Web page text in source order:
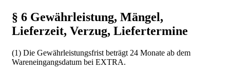
§ 6 Gewährleistung, Mängel,
Lieferzeit, Verzug, Liefertermine
(1) Die Gewährleistungsfrist beträgt 24 Monate ab dem
Wareneingangsdatum bei EXTRA.